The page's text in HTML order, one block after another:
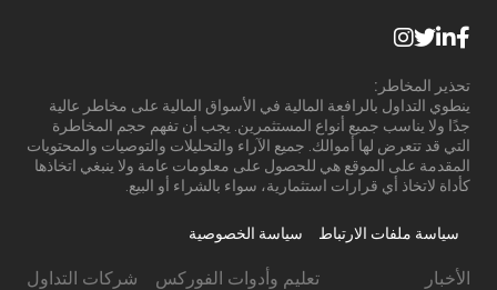
تحذير المخاطر:
ينطوي التداول بالرافعة المالية في الأسواق المالية على مخاطر عالية
جدًا ولا يناسب جميع أنواع المستثمرين. يجب أن تفهم حجم المخاطرة
التي قد تتعرض لها أموالك. جميع الآراء والتحليلات والتوصيات والمحتويات
المقدمة على الموقع هي للحصول على معلومات عامة ولا ينبغي اتخاذها
كأداة لاتخاذ أي قرارات استثمارية، سواء بالشراء أو البيع.
سياسة ملفات الارتباط سياسة الخصوصية
الأخبار تعليم وأدوات الفوركس شركات التداول